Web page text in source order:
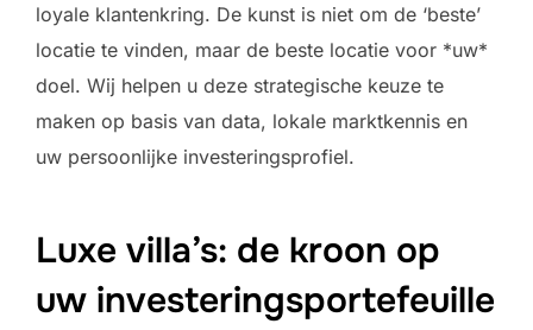
loyale klantenkring. De kunst is niet om de ‘beste’
locatie te vinden, maar de beste locatie voor *uw*
doel. Wij helpen u deze strategische keuze te
maken op basis van data, lokale marktkennis en
uw persoonlijke investeringsprofiel.
Luxe villa’s: de kroon op
uw investeringsportefeuille